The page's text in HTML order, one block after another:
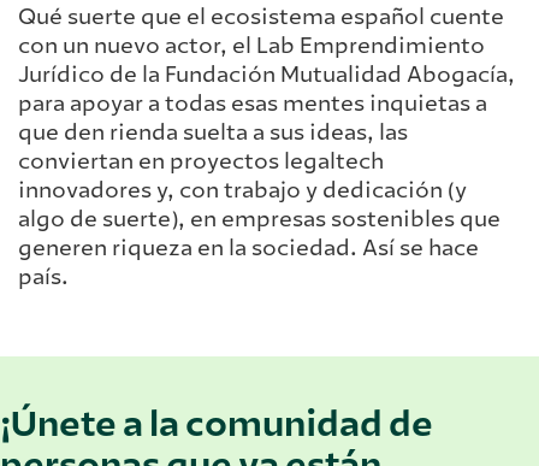
Qué suerte que el ecosistema español cuente
con un nuevo actor, el Lab Emprendimiento
Jurídico de la Fundación Mutualidad Abogacía,
para apoyar a todas esas mentes inquietas a
que den rienda suelta a sus ideas, las
conviertan en proyectos legaltech
innovadores y, con trabajo y dedicación (y
algo de suerte), en empresas sostenibles que
generen riqueza en la sociedad. Así se hace
país.
¡Únete a la comunidad de